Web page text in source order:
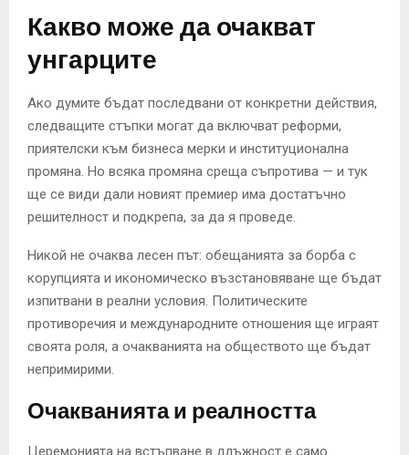
Какво може да очакват
унгарците
Ако думите бъдат последвани от конкретни действия,
следващите стъпки могат да включват реформи,
приятелски към бизнеса мерки и институционална
промяна. Но всяка промяна среща съпротива — и тук
ще се види дали новият премиер има достатъчно
решителност и подкрепа, за да я проведе.
Никой не очаква лесен път: обещанията за борба с
корупцията и икономическо възстановяване ще бъдат
изпитвани в реални условия. Политическите
противоречия и международните отношения ще играят
своята роля, а очакванията на обществото ще бъдат
непримирими.
Очакванията и реалността
Церемонията на встъпване в длъжност е само